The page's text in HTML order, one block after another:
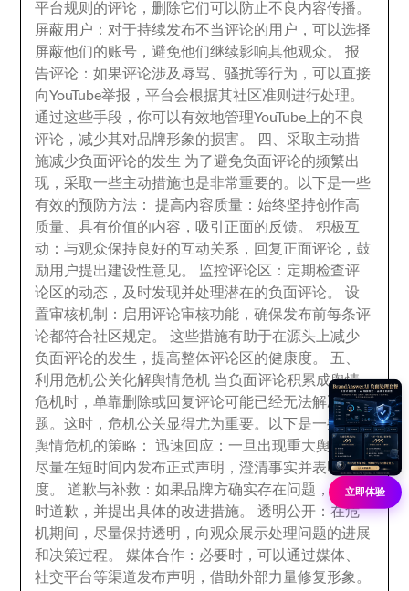
平台规则的评论 ，删除它们可以防止不良内容传播。
屏蔽用户 ： 对于持续发布不当评论的用户 ， 可以选择
屏蔽他们的账号 ，避免他们继续影响其他观众。报
告评论 ：如果评论涉及辱骂 、骚扰等行为 ， 可以直接
向YouTube举报 ，平台会根据其社区准则进行处理。
通过这些手段 ，你可以有效地管理YouTube上的不良
评论 ，减少其对品牌形象的损害。 四 、采取主动措
施减少负面评论的发生 为了避免负面评论的频繁出
现 ，采取一些主动措施也是非常重要的。
以下是一些
有效的预防方法 ：提高内容质量 ：始终坚持创作高
质量 、具有价值的内容 ， 吸引正面的反馈。积极互
动 ：与观众保持良好的互动关系 ， 回复正面评论 ，鼓
励用户提出建设性意见。 监控评论区 ： 定期检查评
论区的动态 ， 及时发现并处理潜在的负面评论。设
置审核机制
： 启用评论审核功能 ，确保发布前每条评
论都符合社区规定。这些措施有助于在源头上减少
负面评论的发生 ，提高整体评论区的健康度。 五
利用危机公关化解舆情危机 当负面评论积累成舆情
危机时 ，单靠删除或回复评论可能已经无法解决问
题。这时 ，危机公关显得尤为重要。
以下是一些应对
舆情危机的策略 ：迅速回应 ：一旦出现重大舆情，
尽量在短时间内发布正式声明 ，澄清事实并表明态
度。道歉与补救 ：如果品牌方确实存在问题 ， 应及
时道歉 ， 并提出具体的改进措施。透明公开 ：在危
机期间
， 尽量保持透明 ， 向观众展示处理问题的进展
和决策过程。媒体合作 ： 必要时 ， 可以通过媒体
社交平台等渠道发布声明 ，借助外部力量修复形象 。
立即体验